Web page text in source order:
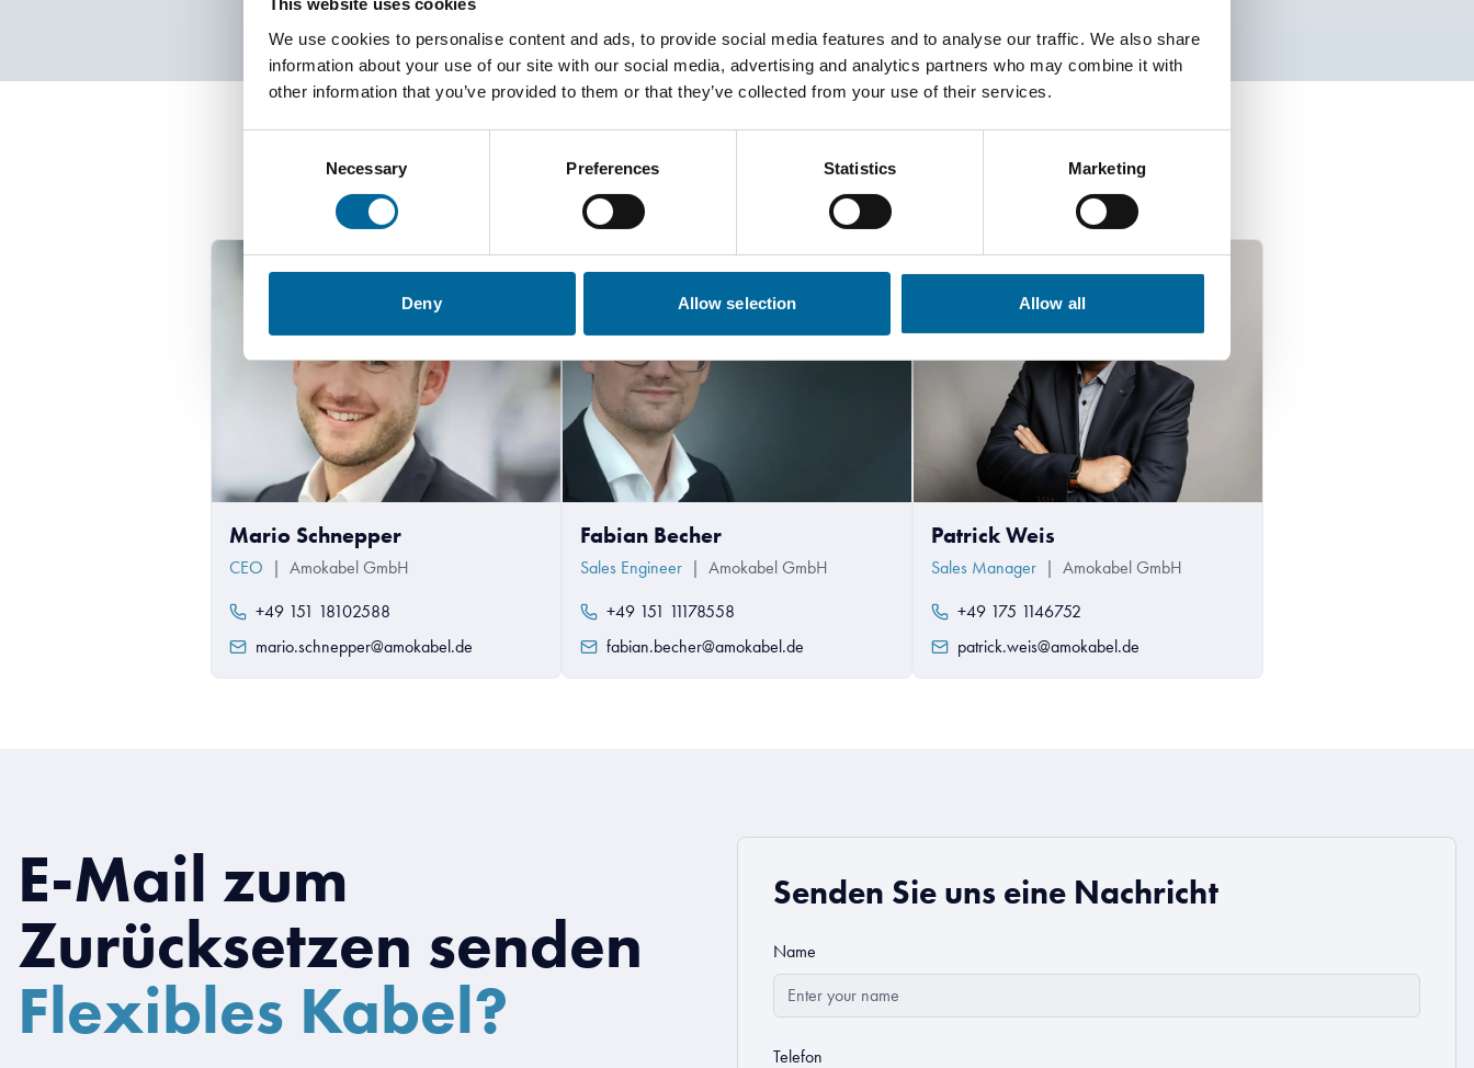
This website uses cookies
We use cookies to personalise content and ads, to provide social media features and to analyse our traffic. We also share
information about your use of our site with our social media, advertising and analytics partners who may combine it with
other information that you’ve provided to them or that they’ve collected from your use of their services.
Necessary Preferences Statistics Marketing
Deny Allow selection Allow all
Kontaktieren Sie unsere Spezialisten
Mario Schnepper
CEO | Amokabel GmbH
+49 151 18102588
mario.schnepper@amokabel.de
Fabian Becher
Sales Engineer | Amokabel GmbH
+49 151 11178558
fabian.becher@amokabel.de
Patrick Weis
Sales Manager | Amokabel GmbH
+49 175 1146752
patrick.weis@amokabel.de
E-Mail zum
Zurücksetzen senden
Flexibles Kabel?
Senden Sie uns eine Nachricht
Name
Telefon